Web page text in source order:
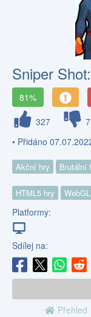
Sniper
81%
327
• Přidáno
Akční hry Brutální
HTML5 hry
Platformy:
Sdílej na:
Přehled